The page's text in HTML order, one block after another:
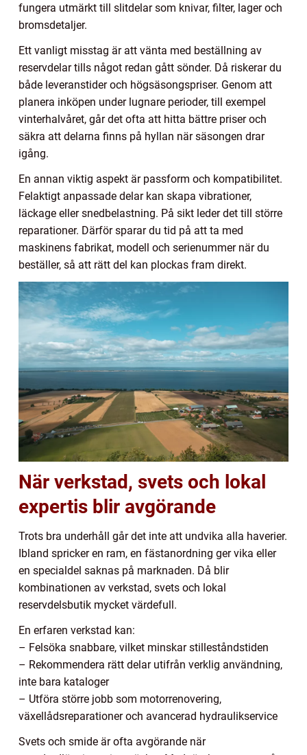
fungera utmärkt till slitdelar som knivar, filter, lager och
bromsdetaljer.
Ett vanligt misstag är att vänta med beställning av
reservdelar tills något redan gått sönder. Då riskerar du
både leveranstider och högsäsongspriser. Genom att
planera inköpen under lugnare perioder, till exempel
vinterhalvåret, går det ofta att hitta bättre priser och
säkra att delarna finns på hyllan när säsongen drar
igång.
En annan viktig aspekt är passform och kompatibilitet.
Felaktigt anpassade delar kan skapa vibrationer,
läckage eller snedbelastning. På sikt leder det till större
reparationer. Därför sparar du tid på att ta med
maskinens fabrikat, modell och serienummer när du
beställer, så att rätt del kan plockas fram direkt.
När verkstad, svets och lokal
expertis blir avgörande
Trots bra underhåll går det inte att undvika alla haverier.
Ibland spricker en ram, en fästanordning ger vika eller
en specialdel saknas på marknaden. Då blir
kombinationen av verkstad, svets och lokal
reservdelsbutik mycket värdefull.
En erfaren verkstad kan:
– Felsöka snabbare, vilket minskar stilleståndstiden
– Rekommendera rätt delar utifrån verklig användning,
inte bara kataloger
– Utföra större jobb som motorrenovering,
växellådsreparationer och avancerad hydraulikservice
Svets och smide är ofta avgörande när